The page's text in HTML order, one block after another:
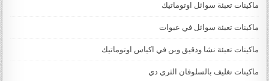
ماكينات تعبئة سوائل اوتوماتيك
ماكينات تعبئة سوائل في عبوات
ماكينات تعبئة نشا ودقيق وبن في اكياس اوتوماتيك
ماكينات تغليف بالسلوفان الثري دي